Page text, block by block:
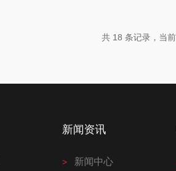
共 18 条记录，当
新闻资讯
新闻中心